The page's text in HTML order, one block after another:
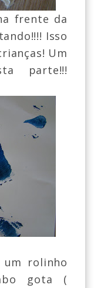
frente da
Isso
Um
parte!!!
um rolinho
gota (